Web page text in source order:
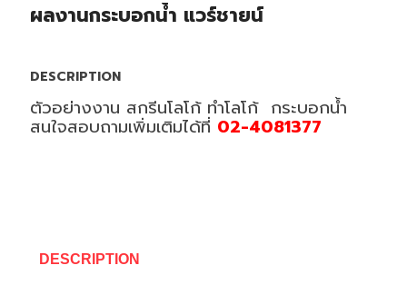
ผลงานกระบอกน้ำ แวร์ชายน์
DESCRIPTION
ตัวอย่างงาน สกรีนโลโก้ ทำโลโก้ กระบอกน้ำ
สนใจสอบถามเพิ่มเติมได้ที่ 02-4081377
DESCRIPTION